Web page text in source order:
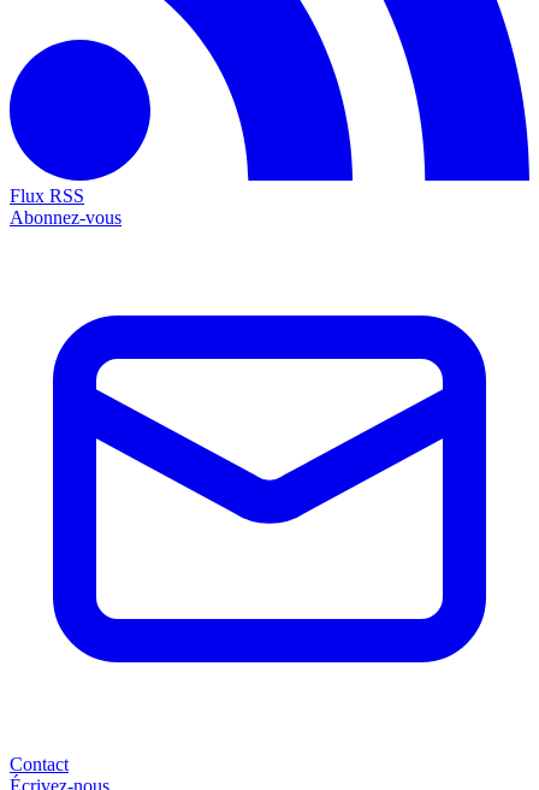
Flux RSS
Abonnez-vous
Contact
Écrivez-nous